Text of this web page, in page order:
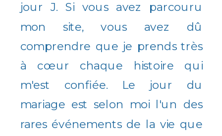
jour J. Si vous avez parcouru
mon site, vous avez dû
comprendre que je prends très
à cœur chaque histoire qui
m'est confiée. Le jour du
mariage est selon moi l'un des
rares événements de la vie que